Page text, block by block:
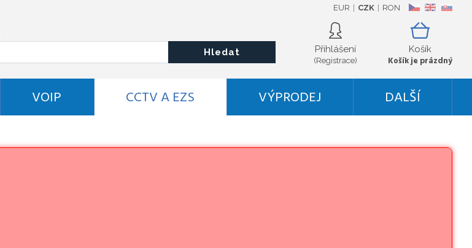
CZ EN SK
EUR CZK RON
Košík
Košík je prázdný
Přihlášení
(Registrace)
Hledat
VOIP CCTV A EZS VÝPRODEJ DALŠÍ